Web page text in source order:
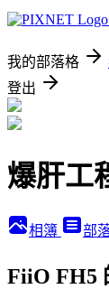
我的部落格
登出
爆肝工
相簿 部
FiiO FH5